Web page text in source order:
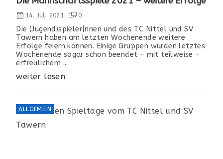
14. Juli 2021 0
Die (Jugend)spieler|nnen und des TC Nittel und SV
Tawern haben am letzten Wochenende weitere
Erfolge feiern können. Einige Gruppen wurden letztes
Wochenende sogar schon beendet – mit teilweise –
erfreulichem ...
weiter lesen
ALLGEMEIN